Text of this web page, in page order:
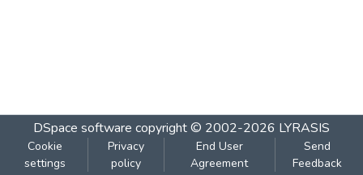
DSpace software copyright © 2002-2026 LYRASIS
Cookie
settings
Privacy
policy
End User
Agreement
Send
Feedback